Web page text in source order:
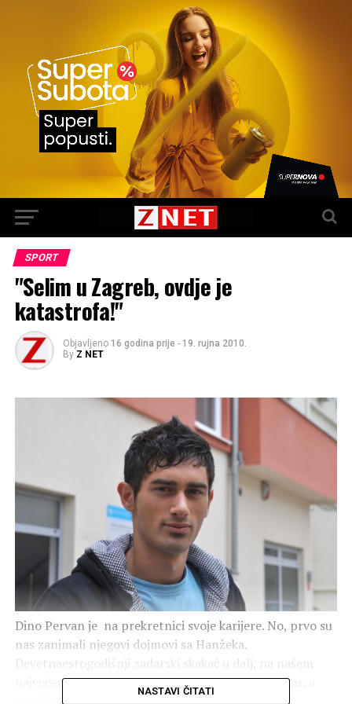
SPORT
"Selim u Zagreb, ovdje je
katastrofa!"
Objavljeno 16 godina prije - 19. rujna 2010.
By Z NET
Dino Pervan je na prekretnici svoje karijere. No, prvo su
nas zanimali njegovi dojmovi sa Hanžeka.
najvećem mitingu, bio je najmlađi hrvatski atletičar, a
NASTAVI ČITATI